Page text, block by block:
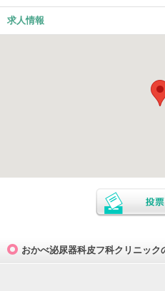
求人情報
おかべ泌尿器科皮フ科クリニック